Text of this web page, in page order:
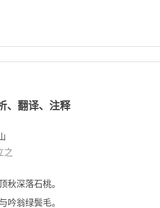
、翻译、注释
之
秋深落石桃。
吟翁绿鬓毛。